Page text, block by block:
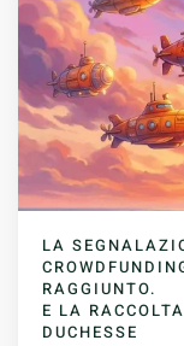
LA
RAGGIUNTO.
E LA
DUCHESSE